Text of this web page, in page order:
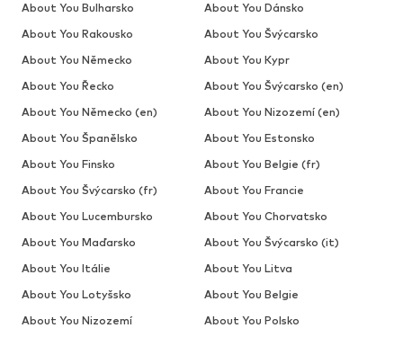
About You Bulharsko
About You Dánsko
About You Rakousko
About You Švýcarsko
About You Německo
About You Kypr
About You Řecko
About You Švýcarsko (en)
About You Německo (en)
About You Nizozemí (en)
About You Španělsko
About You Estonsko
About You Finsko
About You Belgie (fr)
About You Švýcarsko (fr)
About You Francie
About You Lucembursko
About You Chorvatsko
About You Maďarsko
About You Švýcarsko (it)
About You Itálie
About You Litva
About You Lotyšsko
About You Belgie
About You Nizozemí
About You Polsko